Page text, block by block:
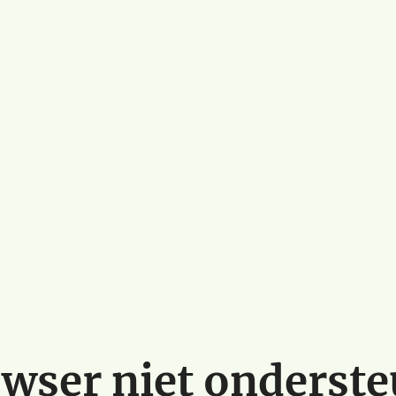
niet